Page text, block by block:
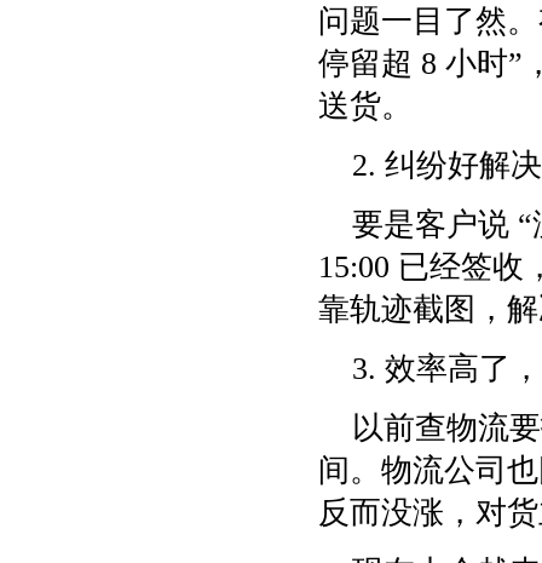
问题一目了然
停留超 8 小时”
送货。
2. 纠纷好解决
要是客户说
15:00 已经签收
靠轨迹截图，
3. 效率高了
以前查物流
间。物流公司
反而没涨，对